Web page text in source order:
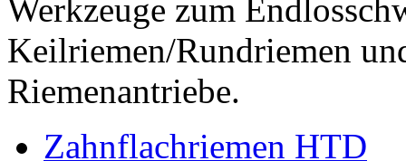
Werkzeuge zum
Keilriemen/Rundriemen
Riemenantriebe.
Zahnflachriemen HTD